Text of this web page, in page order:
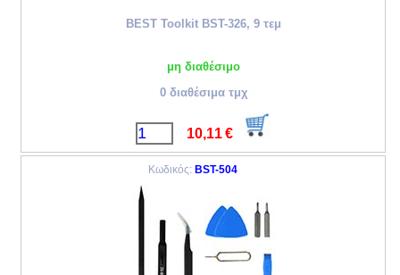
BEST Toolkit BST-326, 9 τεμ
μη διαθέσιμο
0 διαθέσιμα τμχ
10,11€
Κωδικός: BST-504